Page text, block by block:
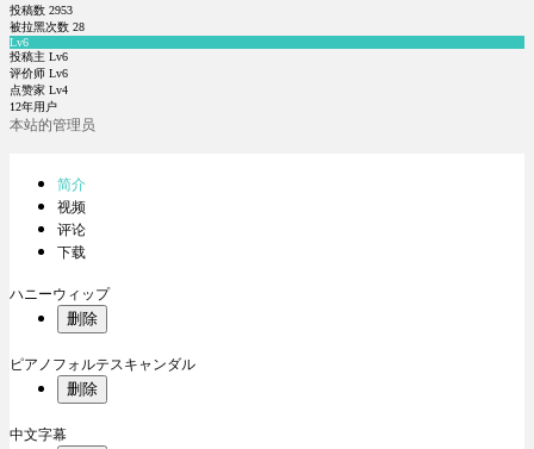
投稿数 2953
被拉黑次数 28
Lv6
投稿主 Lv6
评价师 Lv6
点赞家 Lv4
12年用户
本站的管理员
简介
视频
评论
下载
ハニーウィップ
删除
ピアノフォルテスキャンダル
删除
中文字幕